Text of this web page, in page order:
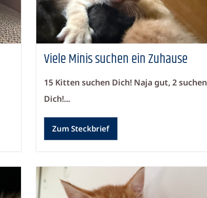
Viele Minis suchen ein Zuhause
15 Kitten suchen Dich! Naja gut, 2 suchen
Dich!...
Zum Steckbrief